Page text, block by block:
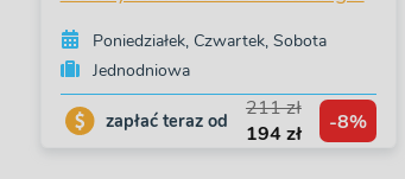
Poniedziałek, Czwartek, Sobota
Jednodniowa
zapłać teraz od
211 zł
194 zł
-8%